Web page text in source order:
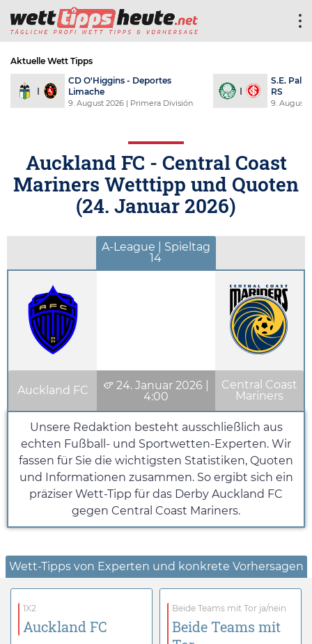
Aktuelle Wett Tipps
CD O'Higgins - Deportes
Limache
9. August 2026 | Primera División
S.E.
RS
9. August
Auckland FC - Central Coast
Mariners Wetttipp und Quoten
(24. Januar 2026)
A-League | Spieltag
14
Auckland FC 24. Januar 2026
4:00
Central Coast
Mariners
Unsere Redaktion besteht ausschließlich aus
echten Fußball- und Sportwetten-Experten. Wir
fassen für Sie die wichtigsten Statistiken, Quoten
und Informationen zusammen. So ergibt sich ein
präziser Wett-Tipp für das Derby Auckland FC
gegen Central Coast Mariners.
Wett-Tipps von Experten und konkrete Vorhersagen
1X2
Auckland FC
Beide Teams mit Tor ja/nein
Beide Teams mit